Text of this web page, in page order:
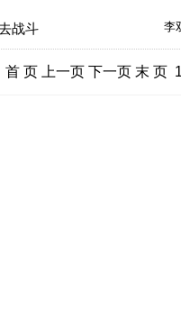
战斗 李
首 页 上一页 下一页 末 页